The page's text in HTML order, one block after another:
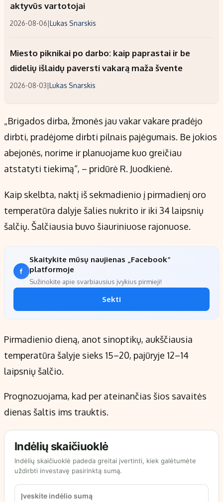
aktyvūs vartotojai
2026-08-06|Lukas Snarskis
Miesto piknikai po darbo: kaip paprastai ir be
didelių išlaidų paversti vakarą maža švente
2026-08-03|Lukas Snarskis
„Brigados dirba, žmonės jau vakar vakare pradėjo
dirbti, pradėjome dirbti pilnais pajėgumais. Be jokios
abejonės, norime ir planuojame kuo greičiau
atstatyti tiekimą“, – pridūrė R. Juodkienė.
Kaip skelbta, naktį iš sekmadienio į pirmadienį oro
temperatūra dalyje šalies nukrito ir iki 34 laipsnių
šalčių. Šalčiausia buvo šiauriniuose rajonuose.
Skaitykite mūsų naujienas „Facebook“
platformoje
Sužinokite apie svarbiausius įvykius pirmieji!
Sekti
Pirmadienio dieną, anot sinoptikų, aukščiausia
temperatūra šalyje sieks 15–20, pajūryje 12–14
laipsnių šalčio.
Prognozuojama, kad per ateinančias šios savaitės
dienas šaltis ims trauktis.